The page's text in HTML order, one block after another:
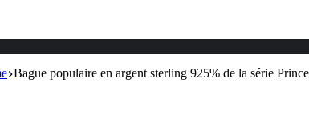
Bague populaire en argent sterling 925% de la série